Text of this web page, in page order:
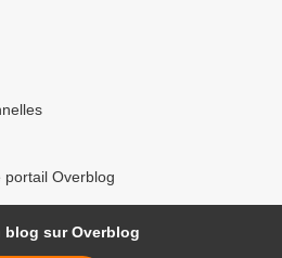
portail Overblog
blog sur Overblog